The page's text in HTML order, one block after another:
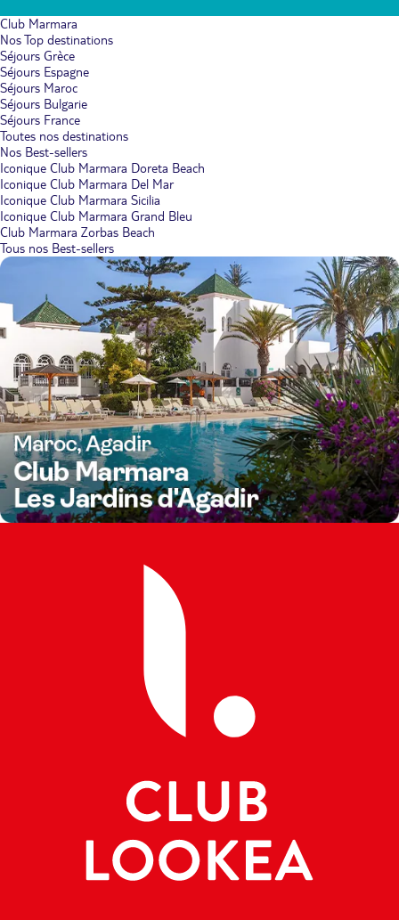
Club Marmara
Nos Top destinations
Séjours Grèce
Séjours Espagne
Séjours Maroc
Séjours Bulgarie
Séjours France
Toutes nos destinations
Nos Best-sellers
Iconique Club Marmara Doreta Beach
Iconique Club Marmara Del Mar
Iconique Club Marmara Sicilia
Iconique Club Marmara Grand Bleu
Club Marmara Zorbas Beach
Tous nos Best-sellers